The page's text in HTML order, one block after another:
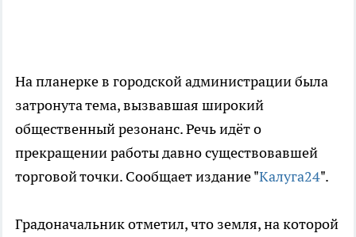
На планерке в городской администрации была
затронута тема, вызвавшая широкий
общественный резонанс. Речь идёт о
прекращении работы давно существовавшей
торговой точки. Сообщает издание "Калуга24".
Градоначальник отметил, что земля, на которой